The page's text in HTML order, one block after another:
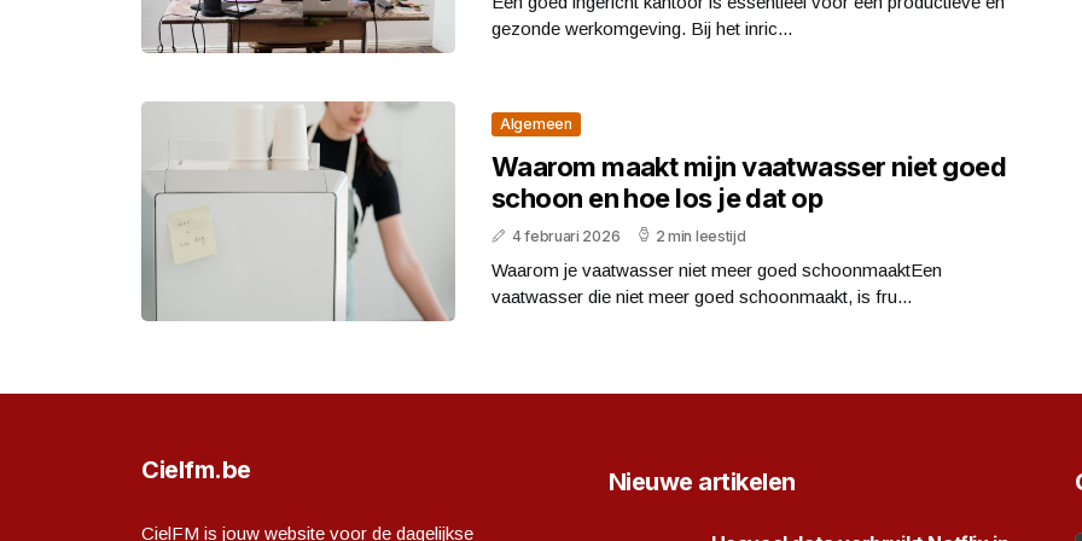
gezonde werkomgeving. Bij het inric...
Algemeen
Waarom maakt mijn vaatwasser niet goed
schoon en hoe los je dat op
4 februari 2026 2 min leestijd
Waarom je vaatwasser niet meer goed schoonmaaktEen
vaatwasser die niet meer goed schoonmaakt, is fru...
Cielfm.be
CielFM is jouw website voor de dagelijkse
Nieuwe artikelen